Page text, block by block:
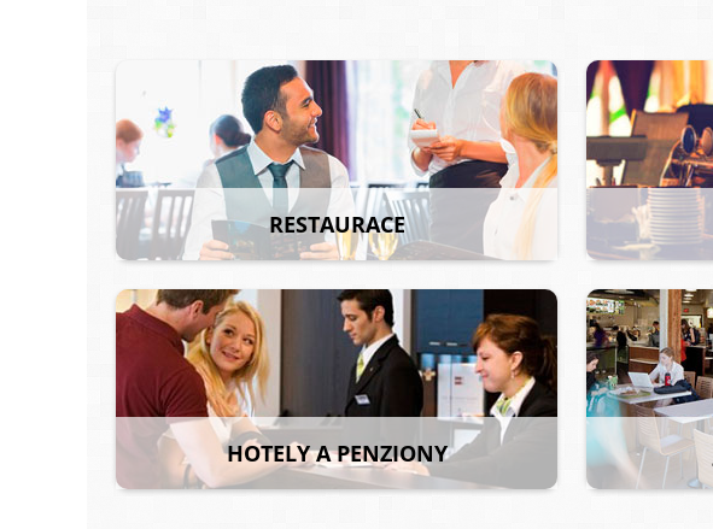
RESTAURACE
HOTELY A PENZIONY